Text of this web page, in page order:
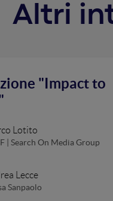
Altri
"Impact to
Lotito
| Search On Media Group
Lecce
Sanpaolo